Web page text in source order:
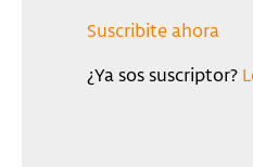
Suscribite ahora
¿Ya sos suscriptor?